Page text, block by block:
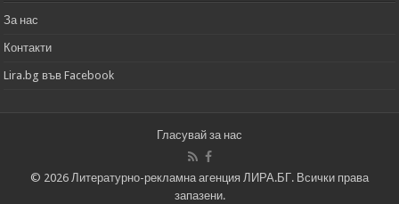
За нас
Контакти
Lira.bg във Facebook
Гласувай за нас
© 2026 Литературно-рекламна агенция ЛИРА.БГ. Всички права
запазени.